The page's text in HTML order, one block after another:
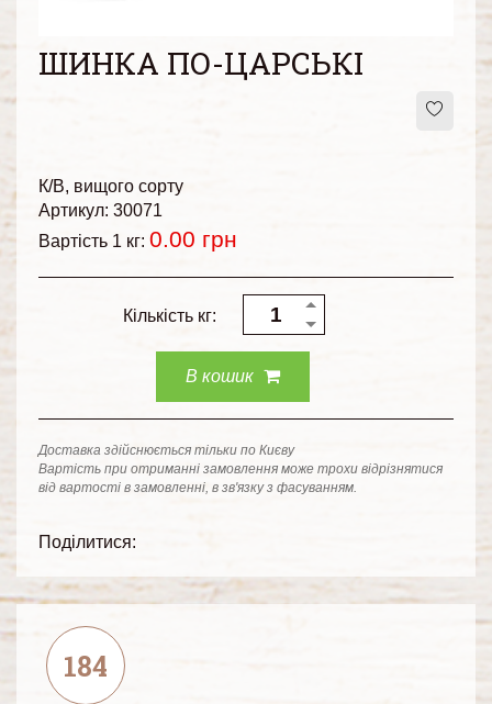
ШИНКА ПО-ЦАРСЬКІ
К/В вищого сорту
Артикул: 30071
Вартість 1 кг: 0.00 грн
Кількість кг:
В кошик
Доставка здійснюється тільки по Києву
Вартість при отриманні замовлення може трохи відрізнятися
від вартості в замовленні, в зв'язку з фасуванням.
Поділитися:
184